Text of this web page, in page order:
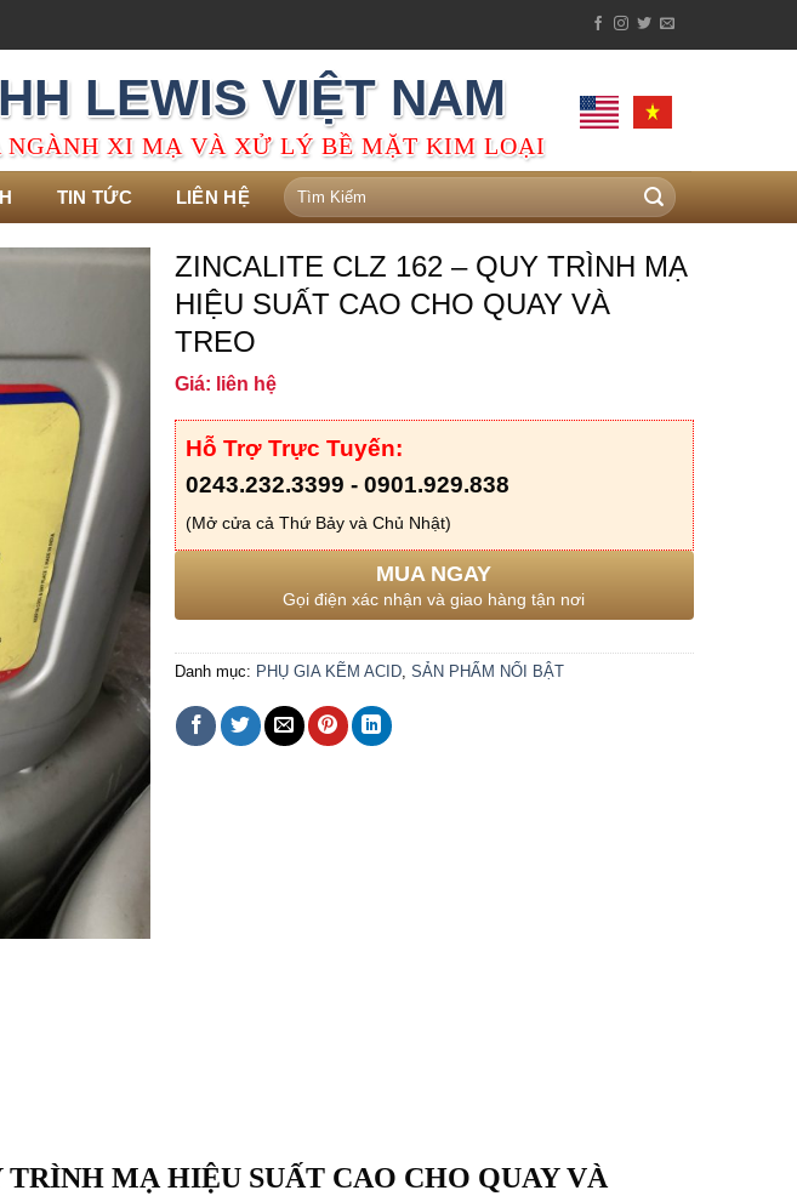
LEWIS VIỆT NAM
NGÀNH XI MẠ VÀ XỬ LÝ BỀ MẶT KIM LOẠI
TIN TỨC LIÊN HỆ
Tìm
kiếm:
ZINCALITE CLZ 162 – QUY TRÌNH MẠ
HIỆU SUẤT CAO CHO QUAY VÀ
TREO
Giá: liên hệ
Hỗ Trợ Trực Tuyến:
0243.232.3399 - 0901.929.838
(Mở cửa cả Thứ Bảy và Chủ Nhật)
MUA NGAY
Gọi điện xác nhận và giao hàng tận nơi
Danh mục: PHỤ GIA KẼM ACID, SẢN PHẨM NỔI BẬT
MẠ HIỆU SUẤT CAO CHO QUAY VÀ